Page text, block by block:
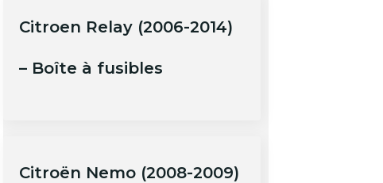
Citroen Relay (2006-2014)
– Boîte à fusibles
Citroën Nemo (2008-2009)